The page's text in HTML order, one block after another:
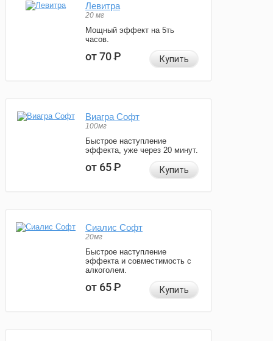
Левитра
20 мг
Мощный эффект на 5ть
часов.
от 70Р Купить
Виагра Софт
100мг
Быстрое наступление
эффекта, уже через 20 минут.
от 65Р Купить
Сиалис Софт
20мг
Быстрое наступление
эффекта и совместимость с
алкоголем.
от 65Р Купить